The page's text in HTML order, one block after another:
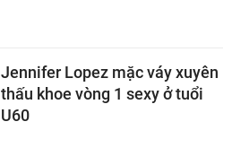
Jennifer Lopez mặc váy xuyên
thấu khoe vòng 1 sexy ở tuổi
U60